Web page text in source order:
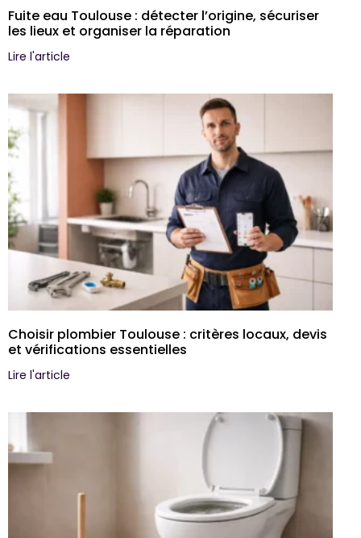
Fuite eau Toulouse : détecter l’origine, sécuriser
les lieux et organiser la réparation
Lire l'article
Choisir plombier Toulouse : critères locaux, devis
et vérifications essentielles
Lire l'article